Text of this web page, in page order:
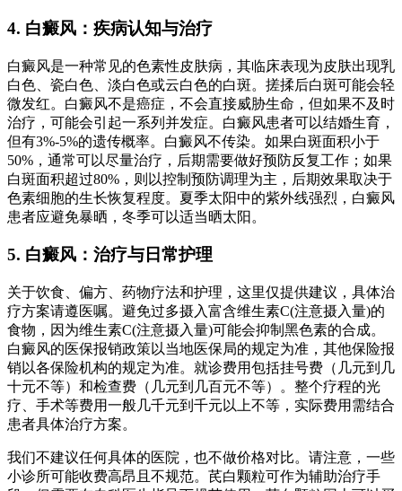
4. 白癜风：疾病认知与治疗
白癜风是一种常见的色素性皮肤病，其临床表现为皮肤出现乳
白色、瓷白色、淡白色或云白色的白斑。搓揉后白斑可能会轻
微发红。白癜风不是癌症，不会直接威胁生命，但如果不及时
治疗，可能会引起一系列并发症。白癜风患者可以结婚生育，
但有3%-5%的遗传概率。白癜风不传染。如果白斑面积小于
50%，通常可以尽量治疗，后期需要做好预防反复工作；如果
白斑面积超过80%，则以控制预防调理为主，后期效果取决于
色素细胞的生长恢复程度。夏季太阳中的紫外线强烈，白癜风
患者应避免暴晒，冬季可以适当晒太阳。
5. 白癜风：治疗与日常护理
关于饮食、偏方、药物疗法和护理，这里仅提供建议，具体治
疗方案请遵医嘱。避免过多摄入富含维生素C(注意摄入量)的
食物，因为维生素C(注意摄入量)可能会抑制黑色素的合成。
白癜风的医保报销政策以当地医保局的规定为准，其他保险报
销以各保险机构的规定为准。就诊费用包括挂号费（几元到几
十元不等）和检查费（几元到几百元不等）。整个疗程的光
疗、手术等费用一般几千元到千元以上不等，实际费用需结合
患者具体治疗方案。
我们不建议任何具体的医院，也不做价格对比。请注意，一些
小诊所可能收费高昂且不规范。芪白颗粒可作为辅助治疗手